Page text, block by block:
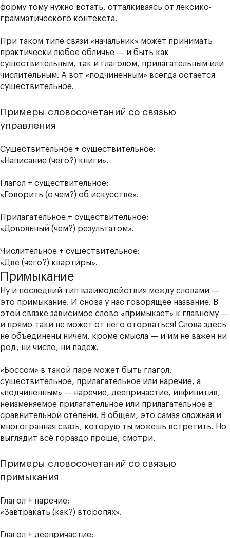
форму тому нужно встать, отталкиваясь от лексико-
грамматического контекста.
При таком типе связи «начальник» может принимать
практически любое обличье — и быть как
существительным, так и глаголом, прилагательным или
числительным. А вот «подчиненным» всегда остается
существительное.
Примеры словосочетаний со связью
управления
Существительное + существительное:
«Написание (чего?) книги».
Глагол + существительное:
«Говорить (о чем?) об искусстве».
Прилагательное + существительное:
«Довольный (чем?) результатом».
Числительное + существительное:
«Две (чего?) квартиры».
Примыкание
Ну и последний тип взаимодействия между словами —
это примыкание. И снова у нас говорящее название. В
этой связке зависимое слово «примыкает» к главному —
и прямо-таки не может от него оторваться! Слова здесь
не объединены ничем, кроме смысла — и им не важен ни
род, ни число, ни падеж.
«Боссом» в такой паре может быть глагол,
существительное, прилагательное или наречие, а
«подчиненным» — наречие, деепричастие, инфинитив,
неизменяемое прилагательное или прилагательное в
сравнительной степени. В общем, это самая сложная и
многогранная связь, которую ты можешь встретить. Но
выглядит всё гораздо проще, смотри.
Примеры словосочетаний со связью
примыкания
Глагол + наречие:
«Завтракать (как?) второпях».
Глагол + деепричастие: